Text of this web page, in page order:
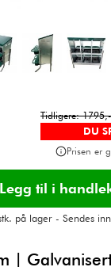
Tidligere: 1795,-
DU
Prisen er
på lager - Sendes
|